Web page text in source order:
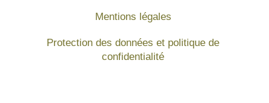
Mentions légales
Protection des données et politique de
confidentialité